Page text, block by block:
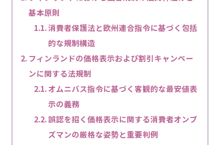
基本原則
消費者保護法と欧州連合指令に基づく包括
的な規制構造
フィンランドの価格表示および割引キャンペー
ンに関する法規制
オムニバス指令に基づく客観的な最安値表
示の義務
誤認を招く価格表示に関する消費者オンブ
ズマンの厳格な姿勢と重要判例